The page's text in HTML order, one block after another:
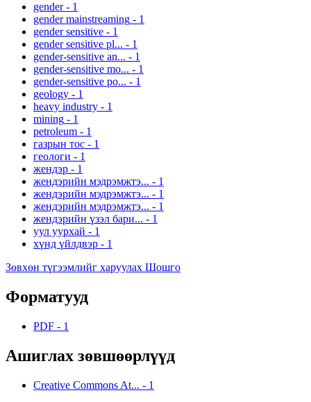
gender - 1
gender mainstreaming - 1
gender sensitive - 1
gender sensitive pl... - 1
gender-sensitive an... - 1
gender-sensitive mo... - 1
gender-sensitive po... - 1
geology - 1
heavy industry - 1
mining - 1
petroleum - 1
газрын тос - 1
геологи - 1
жендэр - 1
жендэрийн мэдрэмжтэ... - 1
жендэрийн мэдрэмжтэ... - 1
жендэрийн мэдрэмжтэ... - 1
жендэрийн үзэл бари... - 1
уул уурхай - 1
хүнд үйлдвэр - 1
Зөвхөн түгээмлийг харуулах Шошго
Форматууд
PDF - 1
Ашиглах зөвшөөрлүүд
Creative Commons At... - 1